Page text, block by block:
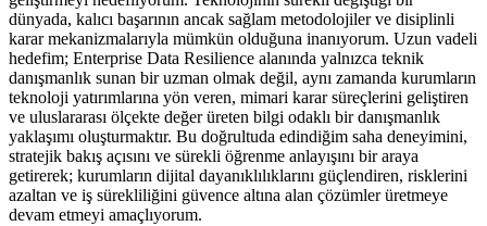
dünyada, kalıcı başarının ancak sağlam metodolojiler ve disiplinli
karar mekanizmalarıyla mümkün olduğuna inanıyorum. Uzun vadeli
hedefim; Enterprise Data Resilience alanında yalnızca teknik
danışmanlık sunan bir uzman olmak değil, aynı zamanda kurumların
teknoloji yatırımlarına yön veren, mimari karar süreçlerini geliştiren
ve uluslararası ölçekte değer üreten bilgi odaklı bir danışmanlık
yaklaşımı oluşturmaktır. Bu doğrultuda edindiğim saha deneyimini,
stratejik bakış açısını ve sürekli öğrenme anlayışını bir araya
getirerek; kurumların dijital dayanıklılıklarını güçlendiren, risklerini
azaltan ve iş sürekliliğini güvence altına alan çözümler üretmeye
devam etmeyi amaçlıyorum.